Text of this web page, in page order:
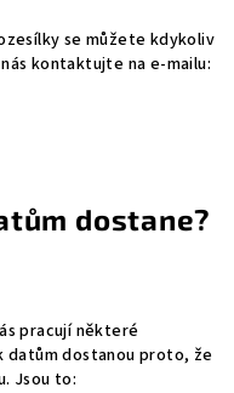
se můžete kdykoliv
kontaktujte na e-mailu:
dostane?
pracují některé
datům dostanou proto, že
Jsou to: